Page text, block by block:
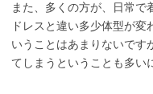
また、多くの方が、日常で
ドレスと違い多少体型が
いうことはあまりないです
てしまうということも多い